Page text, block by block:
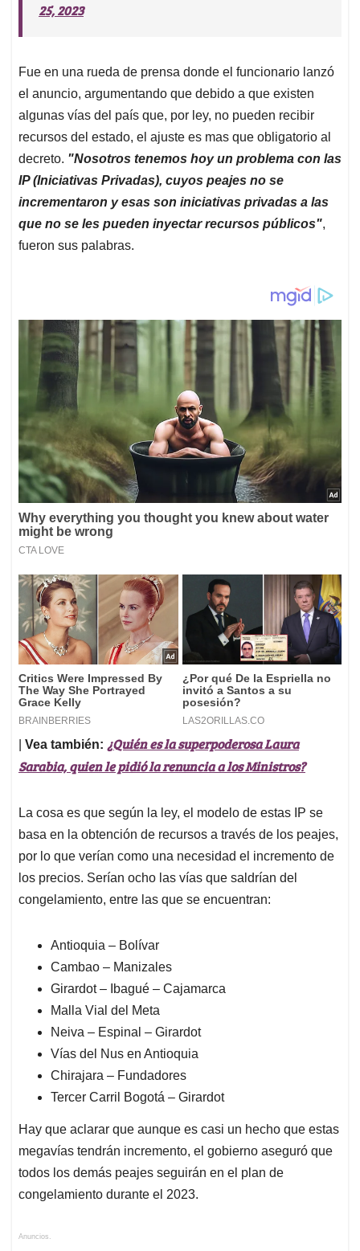
25, 2023
Fue en una rueda de prensa donde el funcionario lanzó
el anuncio, argumentando que debido a que existen
algunas vías del país que, por ley, no pueden recibir
recursos del estado, el ajuste es mas que obligatorio al
decreto. "Nosotros tenemos hoy un problema con las
IP (Iniciativas Privadas), cuyos peajes no se
incrementaron y esas son iniciativas privadas a las
que no se les pueden inyectar recursos públicos",
fueron sus palabras.
Vea también: ¿Quién es la superpoderosa Laura
Sarabia, quien le pidió la renuncia a los Ministros?
La cosa es que según la ley, el modelo de estas IP se
basa en la obtención de recursos a través de los peajes,
por lo que verían como una necesidad el incremento de
los precios. Serían ocho las vías que saldrían del
congelamiento, entre las que se encuentran:
Antioquia – Bolívar
Cambao – Manizales
Girardot – Ibagué – Cajamarca
Malla Vial del Meta
Neiva – Espinal – Girardot
Vías del Nus en Antioquia
Chirajara – Fundadores
Tercer Carril Bogotá – Girardot
Hay que aclarar que aunque es casi un hecho que estas
megavías tendrán incremento, el gobierno aseguró que
todos los demás peajes seguirán en el plan de
congelamiento durante el 2023.
Anuncios.